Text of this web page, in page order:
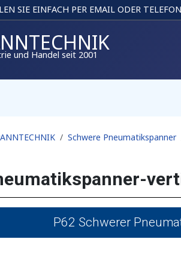
SIE EINFACH PER EMAIL ODER TELEFON
und Handel seit 2001
Schwere Pneumatikspanner
P62 Schwerer